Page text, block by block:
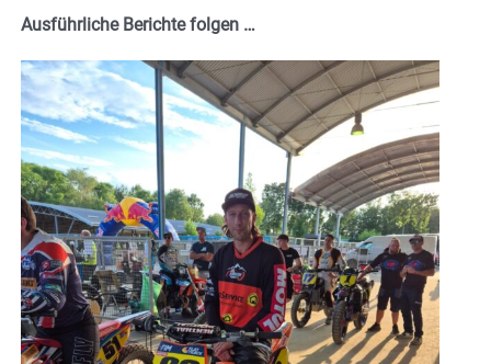
Ausführliche Berichte folgen …